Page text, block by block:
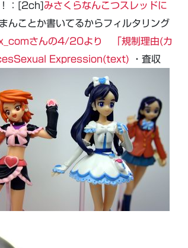
：[2ch] みさくらなんこつスレッドに
んことか書いてるからフィルタリング
さんの4/20より 「規制理由(カ
Expression(text) ・査収